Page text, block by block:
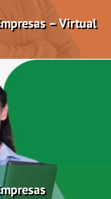
– Virtual